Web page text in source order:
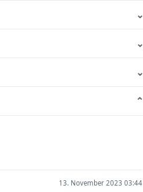
⌄
⌄
⌄
⌄
13. November 2023 03:44